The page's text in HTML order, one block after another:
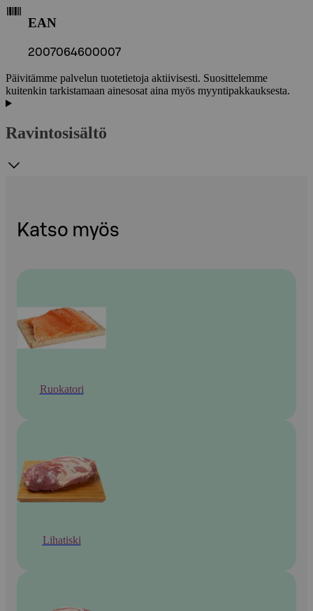
EAN
2007064600007
Päivitämme palvelun tuotetietoja aktiivisesti. Suosittelemme
kuitenkin tarkistamaan ainesosat aina myös myyntipakkauksesta.
Ravintosisältö
Katso myös
Ruokatori
Lihatiski